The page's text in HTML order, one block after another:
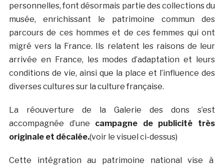
personnelles, font désormais partie des collections du
musée, enrichissant le patrimoine commun des
parcours de ces hommes et de ces femmes qui ont
migré vers la France. Ils relatent les raisons de leur
arrivée en France, les modes d’adaptation et leurs
conditions de vie, ainsi que la place et l’influence des
diverses cultures sur la culture française.
La réouverture de la Galerie des dons s’est
accompagnée d’une campagne de publicité très
originale et décalée.(voir le visuel ci-dessus)
Cette intégration au patrimoine national vise à